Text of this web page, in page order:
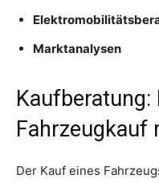
Marktanalysen
Kaufberatung:
Fahrzeugkauf
Der Kauf eines